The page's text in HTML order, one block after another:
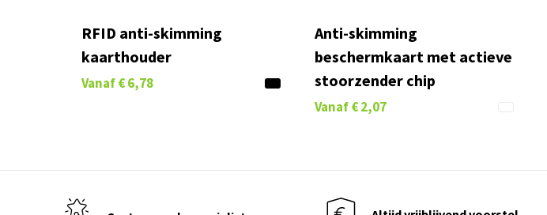
RFID anti-skimming
kaarthouder
Vanaf € 6,78
Anti-skimming
beschermkaart met actieve
stoorzender chip
Vanaf€ 2,07